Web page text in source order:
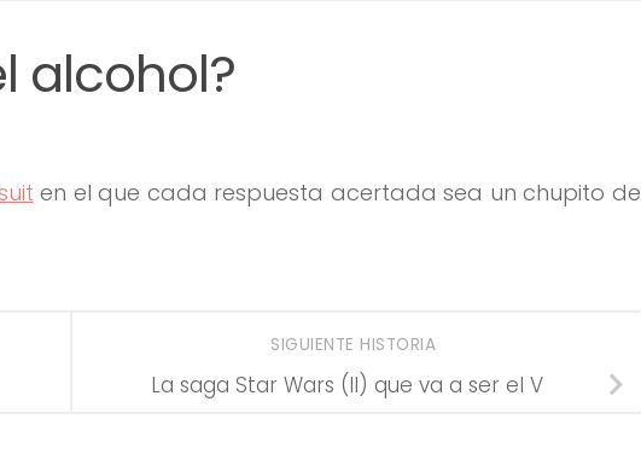
alcohol?
en el que cada respuesta acertada sea un chupito de
SIGUIENTE HISTORIA
La saga Star Wars (II) que va a ser el V